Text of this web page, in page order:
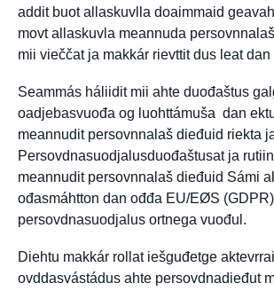
addit buot allaskuvlla doaimmaid
movt allaskuvla meannuda
mii vieččat ja makkár rievttit dus leat dan
Seammás háliidit mii ahte duođaštus
oadjebasvuođa og luohttámuša dan
meannudit persovnnalaš dieđuid riekta
Persovdnasuodjalusduođaštusat ja
meannudit persovnnalaš dieđuid Sámi
ođasmáhtton dan ođđa EU/EØS (GDPR)
persovdnasuodjalus ortnega vuođul.
Diehtu makkár rollat iešguđetge
ovddasvástádus ahte persovdnadieđut